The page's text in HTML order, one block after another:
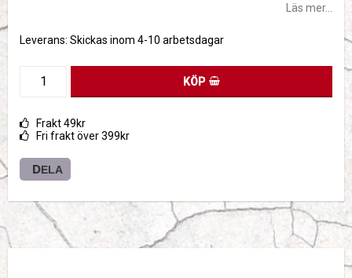
Läs mer...
Leverans: Skickas inom 4-10 arbetsdagar
KÖP
Frakt 49kr
Fri frakt över 399kr
DELA